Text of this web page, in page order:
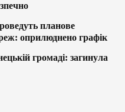
планове
оприлюднено графік
громаді: загинула